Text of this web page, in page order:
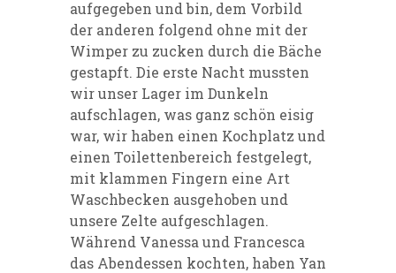
aufgegeben und bin, dem Vorbild
der anderen folgend ohne mit der
Wimper zu zucken durch die Bäche
gestapft. Die erste Nacht mussten
wir unser Lager im Dunkeln
aufschlagen, was ganz schön eisig
war, wir haben einen Kochplatz und
einen Toilettenbereich festgelegt,
mit klammen Fingern eine Art
Waschbecken ausgehoben und
unsere Zelte aufgeschlagen.
Während Vanessa und Francesca
das Abendessen kochten, haben Yan